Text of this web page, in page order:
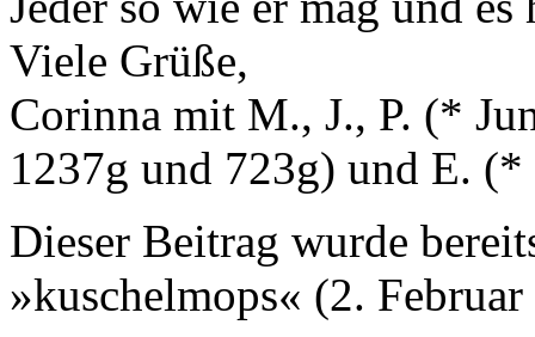
Viele Grüße,
Corinna mit M., J., P. (*
1237g und 723g) und E. (*
Dieser Beitrag wurde
»kuschelmops« (2.